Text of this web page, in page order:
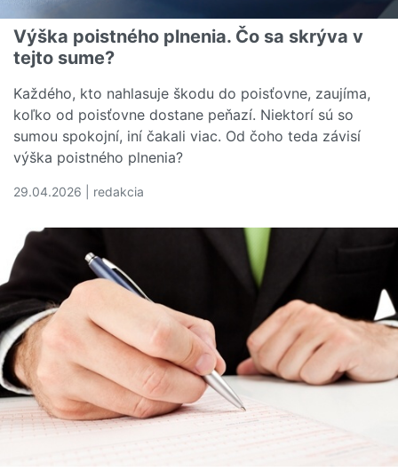
Výška poistného plnenia. Čo sa skrýva v
tejto sume?
Každého, kto nahlasuje škodu do poisťovne, zaujíma,
koľko od poisťovne dostane peňazí. Niektorí sú so
sumou spokojní, iní čakali viac. Od čoho teda závisí
výška poistného plnenia?
29.04.2026 | redakcia